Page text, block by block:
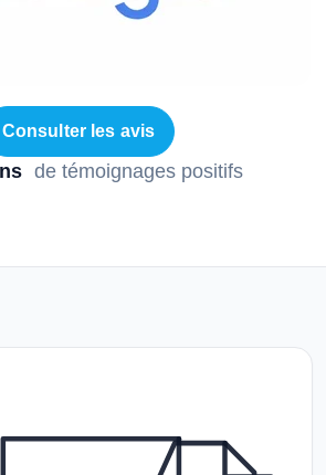
Consulter les avis
de témoignages positifs